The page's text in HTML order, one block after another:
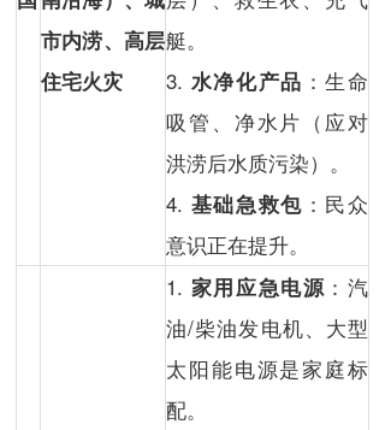
市内涝、高层
住宅火灾
艇。
3. 水净化产品 ：生命
吸管、净水片（应对
洪涝后水质污染）。
4. 基础急救包 ：民众
意识正在提升。
1. 家用应急电源 ：汽
油/柴油发电机、大型
太阳能电源是家庭标
配。